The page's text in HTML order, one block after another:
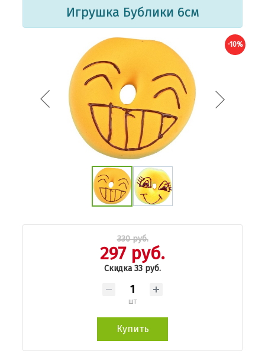
Игрушка Бублики 6см
-10%
330 руб.
297 руб.
Скидка 33 руб.
шт
Купить